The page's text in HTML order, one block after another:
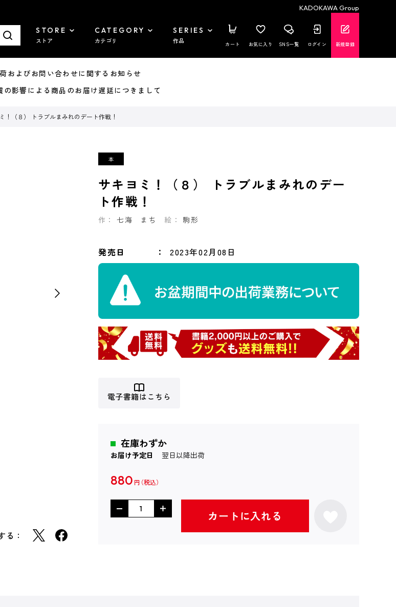
KADOKAWA Group
STORE
ストア
CATEGORY
カテゴリ
SERIES
作品 カート お気に入り SNS一覧 ログイン 新規登録
よびお問い合わせに関するお知らせ
影響による商品のお届け遅延につきまして
！（８） トラブルまみれのデート作戦！
る：
サキヨミ！（８） トラブルまみれのデー
ト作戦！
作： 七海 まち 絵： 駒形
発売日 2023年02月08日
電子書籍はこちら
在庫わずか
お届け予定日 翌日以降出荷
880 円
カートに入れる